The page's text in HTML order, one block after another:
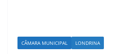
CÂMARA MUNICIPAL LONDRINA